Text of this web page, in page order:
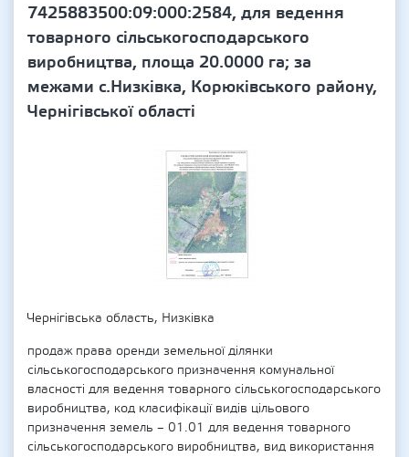
7425883500:09:000:2584, для ведення
товарного сільськогосподарського
виробництва, площа 20.0000 га; за
межами с.Низківка, Корюківського району,
Чернігівської області
Чернігівська область, Низківка
продаж права оренди земельної ділянки
сільськогосподарського призначення комунальної
власності для ведення товарного сільськогосподарського
виробництва, код класифікації видів цільового
призначення земель – 01.01 для ведення товарного
сільськогосподарського виробництва, вид використання